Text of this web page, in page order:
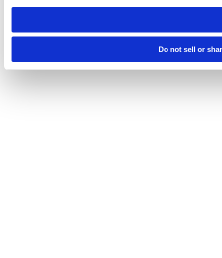
need to be set again.
Do not sell or